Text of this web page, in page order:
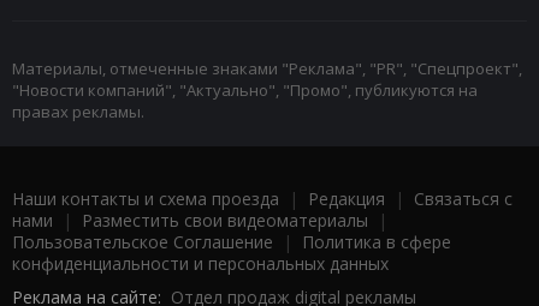
Материалы, отмеченные знаками "Реклама", "PR", "Спецпроект",
"Новости компаний", "Актуально", "Промо", публикуются на
правах рекламы.
Наши контакты и схема проезда | Редакция | Связаться с
нами | Разместить свои видеоматериалы |
Пользовательское Соглашение |
Политика в сфере
конфиденциальности и персональных данных
Реклама на сайте: Отдел продаж digital рекламы